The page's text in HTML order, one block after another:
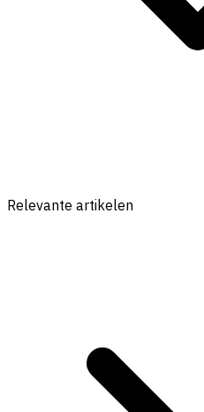
Relevante artikelen